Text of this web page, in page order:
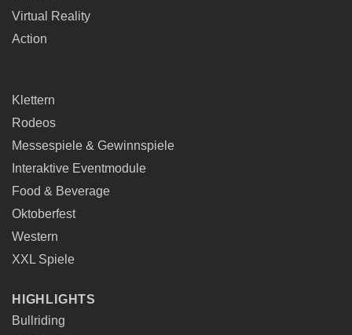
Virtual Reality
Action
Klettern
Rodeos
Messespiele & Gewinnspiele
Interaktive Eventmodule
Food & Beverage
Oktoberfest
Western
XXL Spiele
HIGHLIGHTS
Bullriding